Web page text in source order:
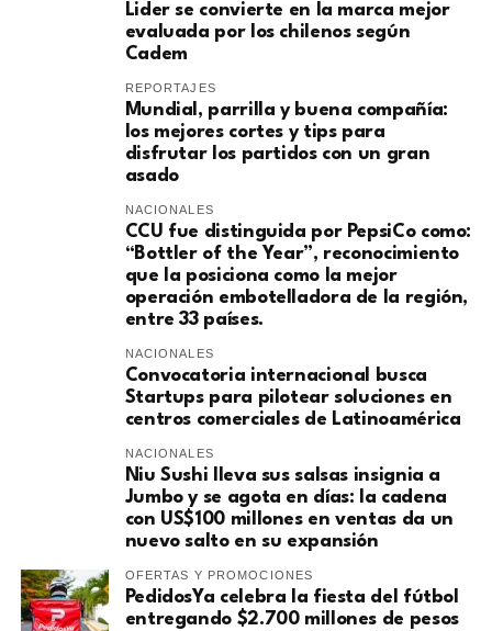
Lider se convierte en la marca mejor
evaluada por los chilenos según
Cadem
REPORTAJES
Mundial, parrilla y buena compañía:
los mejores cortes y tips para
disfrutar los partidos con un gran
asado
NACIONALES
CCU fue distinguida por PepsiCo como:
“Bottler of the Year”, reconocimiento
que la posiciona como la mejor
operación embotelladora de la región,
entre 33 países.
NACIONALES
Convocatoria internacional busca
Startups para pilotear soluciones en
centros comerciales de Latinoamérica
NACIONALES
Niu Sushi lleva sus salsas insignia a
Jumbo y se agota en días: la cadena
con US$100 millones en ventas da un
nuevo salto en su expansión
OFERTAS Y PROMOCIONES
PedidosYa celebra la fiesta del fútbol
entregando $2.700 millones de pesos